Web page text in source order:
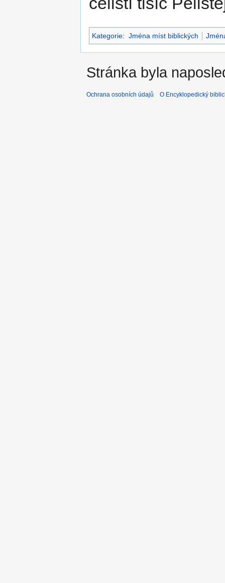
Kategorie: Jména míst biblických
Stránka byla
Ochrana osobních údajů O Encyklopedický